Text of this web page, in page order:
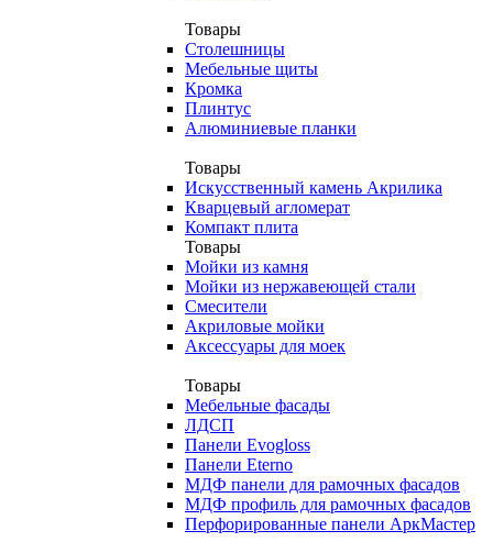
Товары
Столешницы
Мебельные щиты
Кромка
Плинтус
Алюминиевые планки
Товары
Искусственный камень Акрилика
Кварцевый агломерат
Компакт плита
Товары
Мойки из камня
Мойки из нержавеющей стали
Смесители
Акриловые мойки
Аксессуары для моек
Товары
Мебельные фасады
ЛДСП
Панели Evogloss
Панели Eterno
МДФ панели для рамочных фасадов
МДФ профиль для рамочных фасадов
Перфорированные панели АркМастер